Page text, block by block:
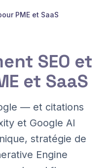
PME et SaaS
SEO et
et SaaS
— et citations
et Google AI
stratégie de
Engine